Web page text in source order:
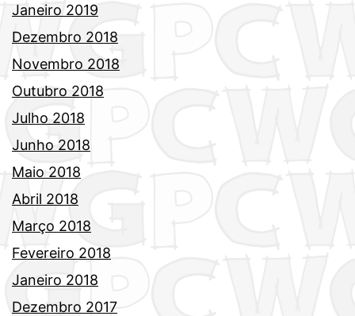
Janeiro 2019
Dezembro 2018
Novembro 2018
Outubro 2018
Julho 2018
Junho 2018
Maio 2018
Abril 2018
Março 2018
Fevereiro 2018
Janeiro 2018
Dezembro 2017